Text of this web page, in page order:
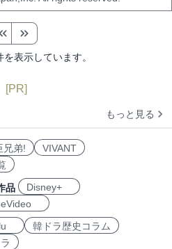
を表示しています。
[PR]
もっと見る
兄弟!
VIVANT
品
Disney+
韓ドラ歴史コラム